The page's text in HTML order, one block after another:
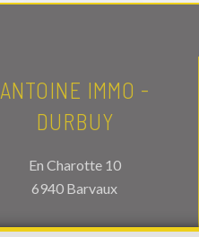
ANTOINE IMMO -
DURBUY
En Charotte 10
6940 Barvaux
TEL.086/34.56.70